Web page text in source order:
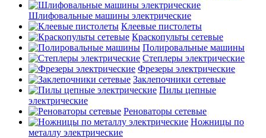
Шлифовальные машины электрические
Клеевые пистолеты
Краскопульты сетевые
Полировальные машины
Степлеры электрические
Фрезеры электрические
Заклепочники сетевые
Пилы цепные
электрические
Реноваторы сетевые
Ножницы по
металлу электрические